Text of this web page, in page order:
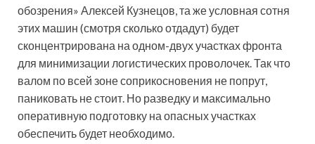
обозрения» Алексей Кузнецов, та же условная сотня
этих машин (смотря сколько отдадут) будет
сконцентрирована на одном-двух участках фронта
для минимизации логистических проволочек. Так что
валом по всей зоне соприкосновения не попрут,
паниковать не стоит. Но разведку и максимально
оперативную подготовку на опасных участках
обеспечить будет необходимо.